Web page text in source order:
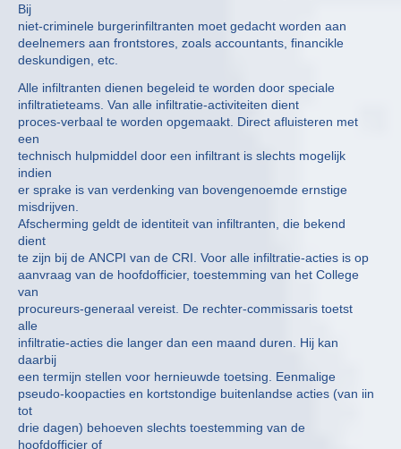
Bij
niet-criminele burgerinfiltranten moet gedacht worden aan
deelnemers aan frontstores, zoals accountants, financikle
deskundigen, etc.
Alle infiltranten dienen begeleid te worden door speciale
infiltratieteams. Van alle infiltratie-activiteiten dient
proces-verbaal te worden opgemaakt. Direct afluisteren met
een
technisch hulpmiddel door een infiltrant is slechts mogelijk
indien
er sprake is van verdenking van bovengenoemde ernstige
misdrijven.
Afscherming geldt de identiteit van infiltranten, die bekend
dient
te zijn bij de ANCPI van de CRI. Voor alle infiltratie-acties is op
aanvraag van de hoofdofficier, toestemming van het College
van
procureurs-generaal vereist. De rechter-commissaris toetst
alle
infiltratie-acties die langer dan een maand duren. Hij kan
daarbij
een termijn stellen voor hernieuwde toetsing. Eenmalige
pseudo-koopacties en kortstondige buitenlandse acties (van iin
tot
drie dagen) behoeven slechts toestemming van de
hoofdofficier of